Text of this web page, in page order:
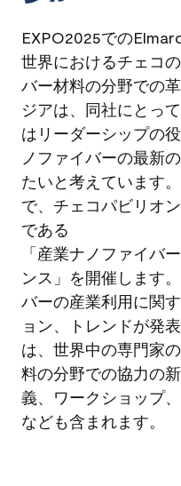
EXPO2025での
世界におけるチェコ
バー材料の分野での
ジアは、同社にとっ
はリーダーシップの
ノファイバーの最新
たいと考えています
で、チェコパビリオ
である
「産業ナノファイバ
ンス」を開催します
バーの産業利用に関
ョン、トレンドが発
は、世界中の専門家
料の分野での協力の
義、ワークショップ
なども含まれます。